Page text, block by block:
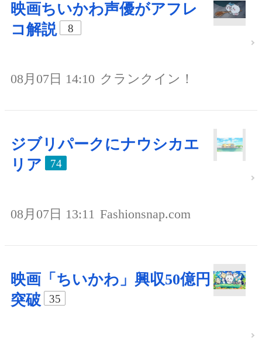
映画ちいかわ声優がアフレ
コ解説
8
08月07日 14:10 クランクイン！
ジブリパークにナウシカエ
リア
74
08月07日 13:11 Fashionsnap.com
映画「ちいかわ」興収50億円
突破
35